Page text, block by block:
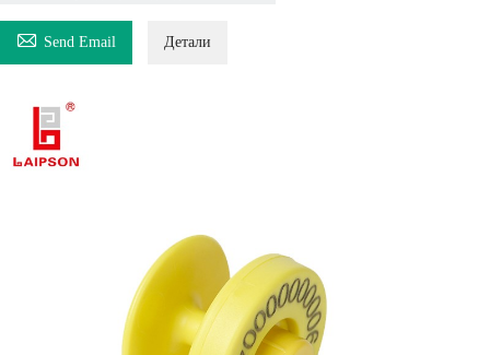
 Send Email Детали